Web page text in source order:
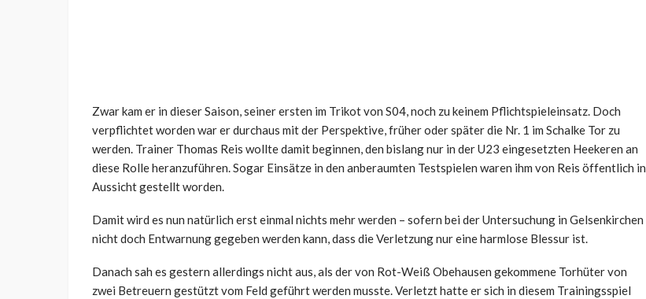
Zwar kam er in dieser Saison, seiner ersten im Trikot von S04, noch zu keinem Pflichtspieleinsatz. Doch
verpflichtet worden war er durchaus mit der Perspektive, früher oder später die Nr. 1 im Schalke Tor zu
werden. Trainer Thomas Reis wollte damit beginnen, den bislang nur in der U23 eingesetzten Heekeren an
diese Rolle heranzuführen. Sogar Einsätze in den anberaumten Testspielen waren ihm von Reis öffentlich in
Aussicht gestellt worden.
Damit wird es nun natürlich erst einmal nichts mehr werden – sofern bei der Untersuchung in Gelsenkirchen
nicht doch Entwarnung gegeben werden kann, dass die Verletzung nur eine harmlose Blessur ist.
Danach sah es gestern allerdings nicht aus, als der von Rot-Weiß Obehausen gekommene Torhüter von
zwei Betreuern gestützt vom Feld geführt werden musste. Verletzt hatte er sich in diesem Trainingsspiel